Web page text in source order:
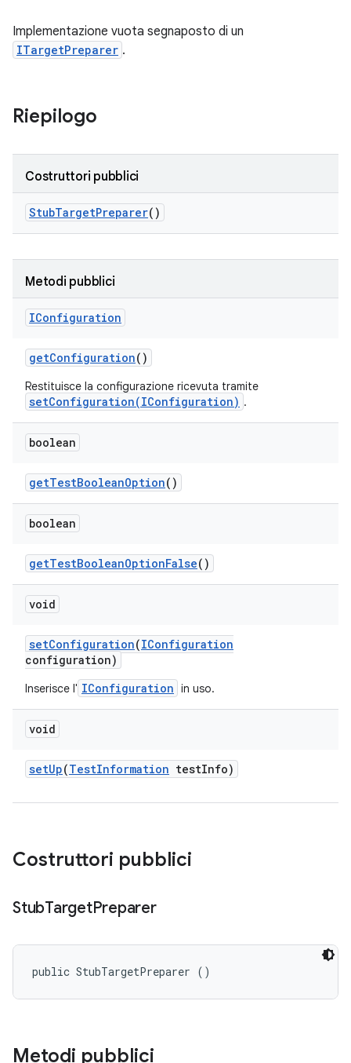
Implementazione vuota segnaposto di un
ITargetPreparer .
Riepilogo
Costruttori pubblici
StubTargetPreparer()
Metodi pubblici
IConfiguration
getConfiguration()
Restituisce la configurazione ricevuta tramite
setConfiguration(IConfiguration) .
boolean
getTestBooleanOption()
boolean
getTestBooleanOptionFalse()
void
setConfiguration(IConfiguration
configuration)
Inserisce l' IConfiguration in uso.
void
setUp(TestInformation testInfo)
Costruttori pubblici
StubTargetPreparer
public StubTargetPreparer ()
Metodi pubblici